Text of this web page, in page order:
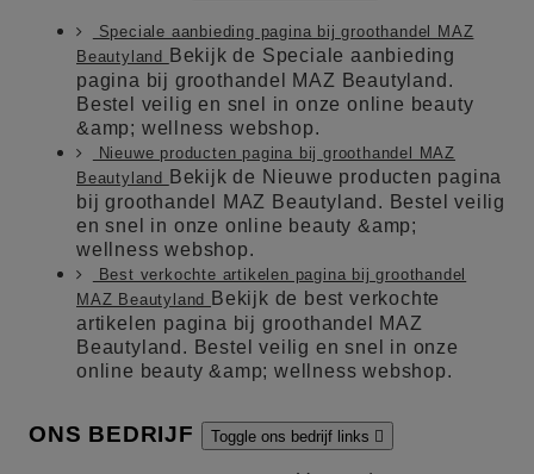
Speciale aanbieding pagina bij groothandel MAZ
Beautyland
Bekijk de Speciale aanbieding
pagina bij groothandel MAZ Beautyland.
Bestel veilig en snel in onze online beauty
&amp; wellness webshop.
Nieuwe producten pagina bij groothandel MAZ
Beautyland
Bekijk de Nieuwe producten pagina
bij groothandel MAZ Beautyland. Bestel veilig
en snel in onze online beauty &amp;
wellness webshop.
Best verkochte artikelen pagina bij groothandel
MAZ Beautyland
Bekijk de best verkochte
artikelen pagina bij groothandel MAZ
Beautyland. Bestel veilig en snel in onze
online beauty &amp; wellness webshop.
ONS BEDRIJF Toggle ons bedrijf links 